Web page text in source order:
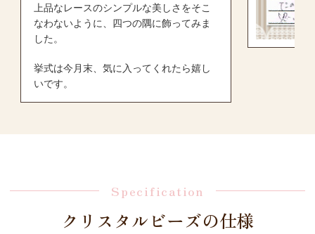
上品なレースのシンプルな美しさをそこ
なわないように、四つの隅に飾ってみま
した。
挙式は今月末、気に入ってくれたら嬉し
いです。
Specification
クリスタルビーズの仕様